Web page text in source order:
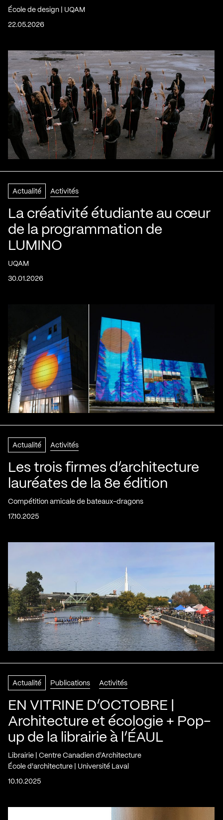
École de design | UQAM
22.05.2026
Actualité Activités
La créativité étudiante au cœur
de la programmation de
LUMINO
UQAM
30.01.2026
Actualité Activités
Les trois firmes d’architecture
lauréates de la 8e édition
Compétition amicale de bateaux-dragons
17.10.2025
Actualité Publications Activités
EN VITRINE D’OCTOBRE |
Architecture et écologie + Pop-
up de la librairie à l’ÉAUL
Librairie | Centre Canadien d'Architecture
École d'architecture | Université Laval
10.10.2025